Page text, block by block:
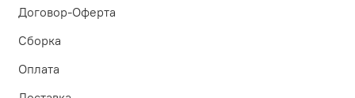
Договор-Оферта
Сборка
Оплата